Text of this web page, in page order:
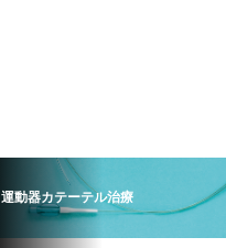
運動器カテーテル治療